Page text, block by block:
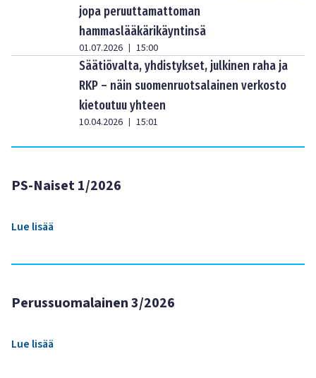
jopa peruuttamattoman
hammaslääkärikäyntinsä
01.07.2026 | 15:00
Säätiövalta, yhdistykset, julkinen raha ja
RKP – näin suomenruotsalainen verkosto
kietoutuu yhteen
10.04.2026 | 15:01
PS-Naiset 1/2026
Lue lisää
Perussuomalainen 3/2026
Lue lisää